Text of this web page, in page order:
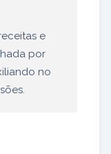
e
por
no